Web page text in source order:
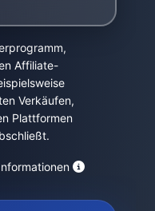
Affiliate-
Verkäufen,
Plattformen